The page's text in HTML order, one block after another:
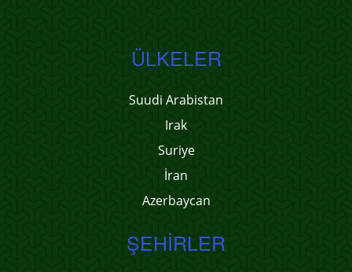
ÜLKELER
Suudi Arabistan
Irak
Suriye
İran
Azerbaycan
ŞEHIRLER